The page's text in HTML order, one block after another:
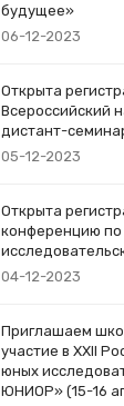
будущее»
06-12-2023
Открыта
Всероссийский
дистант-
05-12-2023
Открыта
конференцию по
04-12-2023
Приглашаем
участие в XXII
юных
ЮНИОР» (15-16